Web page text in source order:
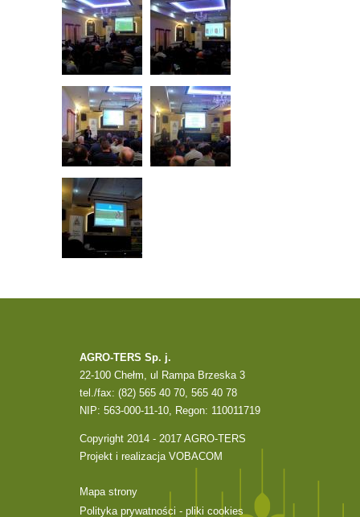
AGRO-TERS Sp. j.
22-100 Chełm, ul Rampa Brzeska 3
tel./fax: (82) 565 40 70, 565 40 78
NIP: 563-000-11-10, Regon: 110011719
Copyright 2014 - 2017 AGRO-TERS
Projekt i realizacja VOBACOM
Mapa strony
Polityka prywatności - pliki cookies